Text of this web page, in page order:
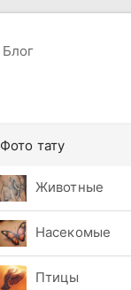
Блог
Фото тату
Животные
Насекомые
Птицы